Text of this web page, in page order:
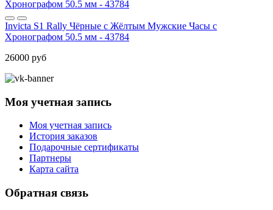
Invicta S1 Rally Чёрные с Жёлтым Мужские Часы с
Хронографом 50.5 мм - 43784
26000 руб
Моя учетная запись
Моя учетная запись
История заказов
Подарочные сертификаты
Партнеры
Карта сайта
Обратная связь